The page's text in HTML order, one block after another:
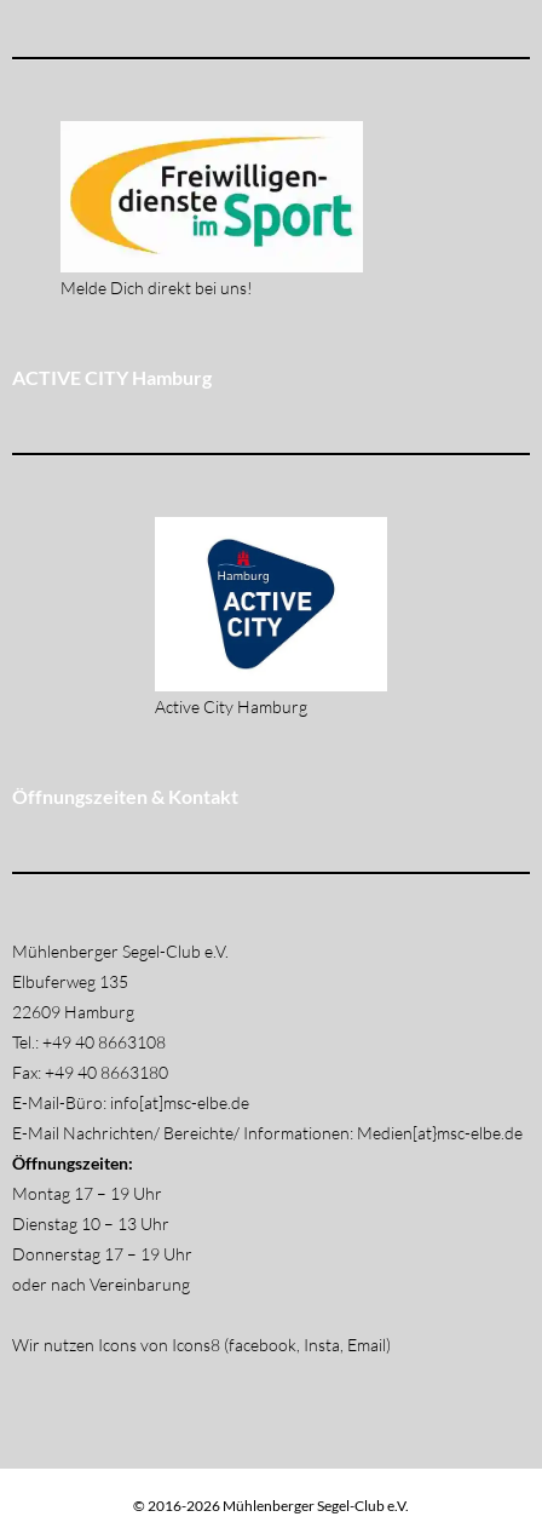
Melde Dich direkt bei uns!
ACTIVE CITY Hamburg
Active City Hamburg
Öffnungszeiten & Kontakt
Mühlenberger Segel-Club e.V.
Elbuferweg 135
22609 Hamburg
Tel.: +49 40 8663108
Fax: +49 40 8663180
E-Mail-Büro: info[at]msc-elbe.de
E-Mail Nachrichten/ Bereichte/ Informationen: Medien[at}msc-elbe.de
Öffnungszeiten:
Montag 17 – 19 Uhr
Dienstag 10 – 13 Uhr
Donnerstag 17 – 19 Uhr
oder nach Vereinbarung
Wir nutzen Icons von Icons8 (facebook, Insta, Email)
© 2016-2026 Mühlenberger Segel-Club e.V.